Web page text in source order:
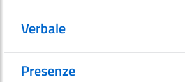
Verbale
Presenze